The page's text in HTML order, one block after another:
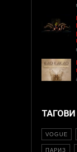
ТАГОВИ
VOGUE
ПАРИЗ